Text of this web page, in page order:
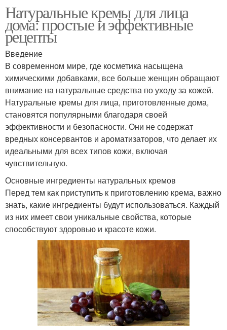
Натуральные кремы для лица
дома: простые и эффективные
рецепты
Введение
В современном мире, где косметика насыщена
химическими добавками, все больше женщин обращают
внимание на натуральные средства по уходу за кожей.
Натуральные кремы для лица, приготовленные дома,
становятся популярными благодаря своей
эффективности и безопасности. Они не содержат
вредных консервантов и ароматизаторов, что делает их
идеальными для всех типов кожи, включая
чувствительную.
Основные ингредиенты натуральных кремов
Перед тем как приступить к приготовлению крема, важно
знать, какие ингредиенты будут использоваться. Каждый
из них имеет свои уникальные свойства, которые
способствуют здоровью и красоте кожи.